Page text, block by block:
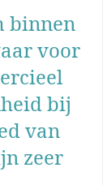
binnen
voor
bij
van
zeer